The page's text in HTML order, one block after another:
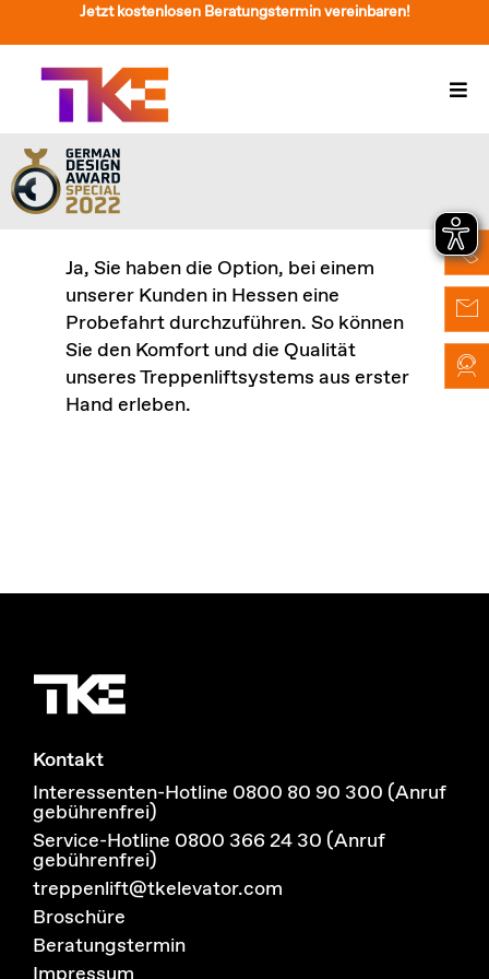
Inhalt
springen
Jetzt kostenlosen Beratungstermin vereinbaren!
Treppenlift
Preise
Service
Treppenliftberatung
Über Uns & Kontakt
Suche
Ja, Sie haben die Option, bei einem
unserer Kunden in Hessen eine
Probefahrt durchzuführen. So können
Sie den Komfort und die Qualität
unseres Treppenliftsystems aus erster
Hand erleben.
Kontakt
Interessenten-Hotline 0800 80 90 300 (Anruf
gebührenfrei)
Service-Hotline 0800 366 24 30 (Anruf
gebührenfrei)
treppenlift@tkelevator.com
Broschüre
Beratungstermin